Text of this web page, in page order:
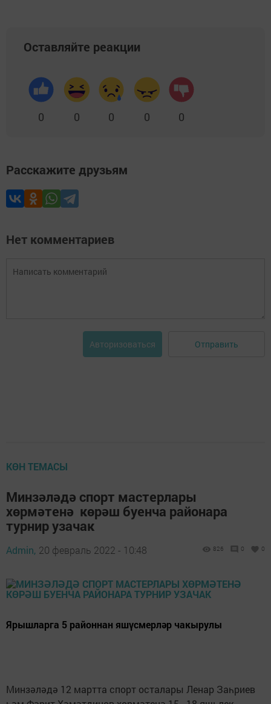
Оставляйте реакции
0 0 0 0 0
Расскажите друзьям
Нет комментариев
Авторизоваться Отправить
КӨН ТЕМАСЫ
Минзәләдә спорт мастерлары
хөрмәтенә көрәш буенча районара
турнир узачак
Admin, 20 февраль 2022 - 10:48 826 0 0
Ярышларга 5 районнан яшүсмерләр чакырулы
Минзәләдә 12 мартта спорт осталары Ленар Заһриев